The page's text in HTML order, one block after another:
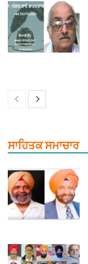
ਸਾਹਿਤਕ ਸਮਾਚਾਰ